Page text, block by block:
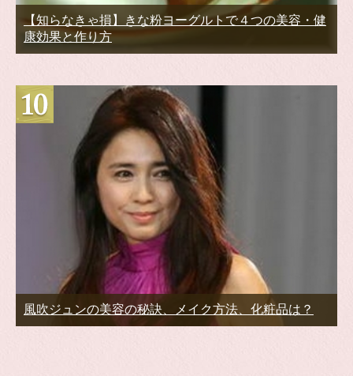
【知らなきゃ損】きな粉ヨーグルトで４つの美容・健
康効果と作り方
風吹ジュンの美容の秘訣、メイク方法、化粧品は？